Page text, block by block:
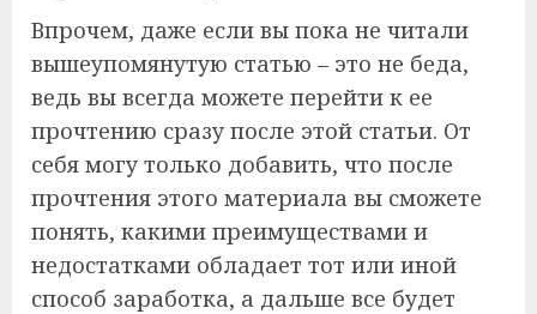
Впрочем, даже если вы пока не читали
вышеупомянутую статью – это не беда,
ведь вы всегда можете перейти к ее
прочтению сразу после этой статьи. От
себя могу только добавить, что после
прочтения этого материала вы сможете
понять, какими преимуществами и
недостатками обладает тот или иной
способ заработка, а дальше все будет